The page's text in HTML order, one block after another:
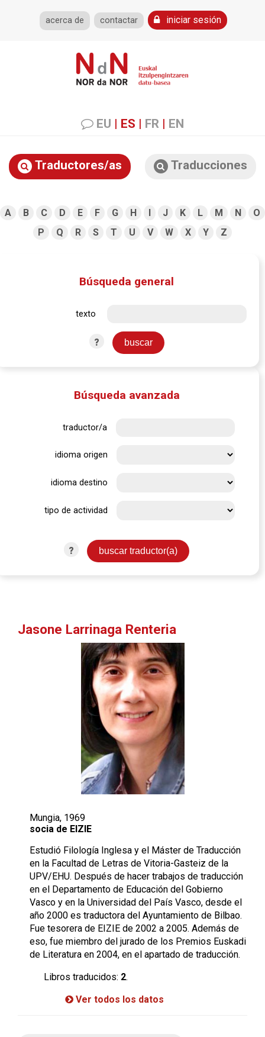
acerca de contactar iniciar sesión
EU | ES | FR | EN
Traductores/as Traducciones
A B C D E F G H I J K L M N
O
P
Q R S T U V W X Y Z
Búsqueda general
texto
?
Búsqueda avanzada
traductor/a
idioma origen
idioma destino
tipo de actividad
?
Jasone Larrinaga Renteria
Mungia, 1969
socia de EIZIE
Estudió Filología Inglesa y el Máster de Traducción
en la Facultad de Letras de Vitoria-Gasteiz de la
UPV/EHU. Después de hacer trabajos de traducción
en el Departamento de Educación del Gobierno
Vasco y en la Universidad del País Vasco, desde el
año 2000 es traductora del Ayuntamiento de Bilbao.
Fue tesorera de EIZIE de 2002 a 2005. Además de
eso, fue miembro del jurado de los Premios Euskadi
de Literatura en 2004, en el apartado de traducción.
Libros traducidos: 2.
Ver todos los datos